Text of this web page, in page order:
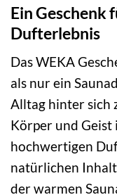
Ein Geschenk
Dufterlebnis
Das WEKA
als nur ein
Alltag hinter sich
Körper und Geist
hochwertigen
natürlichen
der warmen